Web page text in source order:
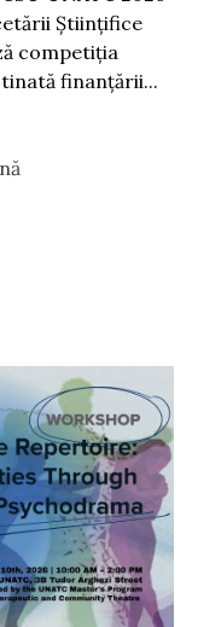
Științifice
competiția
finanțării...